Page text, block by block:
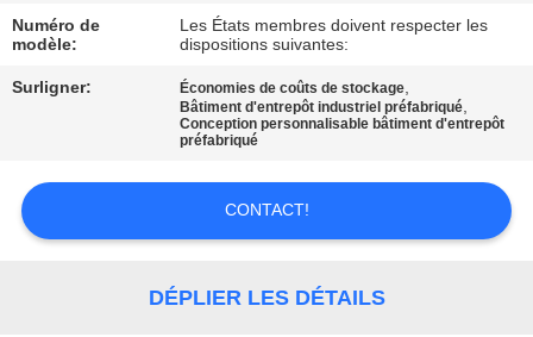
VISITE
DE
L'USINE
CONTRÔLE
QUALITÉ
Numéro de
modèle:
Les États membres doivent respecter les
dispositions suivantes:
Surligner: Économies de coûts de stockage,
Bâtiment d'entrepôt industriel préfabriqué,
Conception personnalisable bâtiment d'entrepôt
préfabriqué
CONTACT!
DÉPLIER LES DÉTAILS